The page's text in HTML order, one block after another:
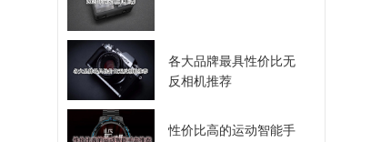
各大品牌最具性价比无
反相机推荐
性价比高的运动智能手